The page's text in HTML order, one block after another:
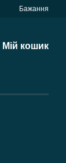
Бажання
Мій кошик